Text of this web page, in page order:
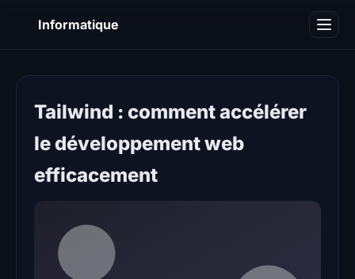
Informatique
Tailwind : comment accélérer
le développement web
efficacement